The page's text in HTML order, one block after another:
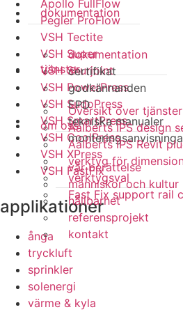
dokumentation
dokumentation
certifikat
godkännanden
EPD
tekniska manualer
tjänster
Översikt över tjänster
Aalberts IPS design
Aalberts IPS Revit
verktyg för
verktygsval
Fast Fix support rail
om oss
vår berättelse
människor och kultur
hållbarhet
referensprojekt
kontakt
Apollo FullFlow
Pegler ProFlow
VSH Tectite
VSH Super
VSH Shurjoint
VSH PowerPress
VSH SudoPress
VSH SmartPress
VSH CoolPress
VSH XPress
VSH FastFix
applikationer
ånga
tryckluft
sprinkler
solenergi
värme & kyla